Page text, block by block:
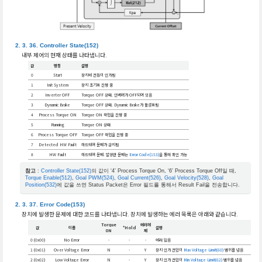
Controller State(152)
내부 제어의 현재 상태를 나타냅니다.
값 명칭
설명
0
Start
장치에 전원이 인가됨
1
Init System
장치 초기화 진행 중
2
Inverter OFF
Torque OFF 상태. 인버터가 OFF되어 있음
3
Dynamic Brake
Torque OFF 상태. Dynamic Brake가 활성화됨
4
Process Torque ON
Torque ON 작업을 진행 중
5
Running
Torque ON 상태
6
Process Torque OFF
Torque OFF 작업을 진행 중
7
Detected HW Fault
하드웨어 문제가 감지됨
8
HW Fault 하드웨어 문제. 발생한 문제는 Error Code(153)을 통해 확인 가능
참고 :Controller State(152)의 값이 ‘4’ Process Torque On, ‘6’ Process Torque Off일 때,
Torque Enable(512) ,Goal PWM(524) ,Goal Current(526) ,Goal Velocity(528) ,Goal
Position(532)에 값을 쓰면 Status Packet은 Error 필드를 통해서 Result Fail을 전송합니다.
Error Code(153)
장치에 발생한 문제에 대한 코드를 나타냅니다. 장치에 발생하는 에러 목록은 아래와 같습니다.
값 이름
Torque
ON
*Hold
에러헤
제
설명
0 (0x00) No Error - - -
에러 없음
1 (0x01)
Over Voltage Error N - Y 장치 인가 전압이 Max Voltage Limit(60)범위를 넘음
2 (0x02)
Low Voltage Error N - Y 장치 인가 전압이 Min Voltage Limit(62)범위를 넘음